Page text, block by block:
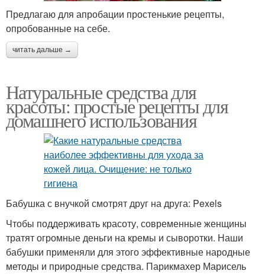
Предлагаю для апробации простенькие рецепты,
опробованные на себе.
читать дальше →
Натуральные средства для
красоты: простые рецепты для
домашнего использования
Бабушка с внучкой смотрят друг на друга: Pexels
Чтобы поддерживать красоту, современные женщины
тратят огромные деньги на кремы и сыворотки. Наши
бабушки применяли для этого эффективные народные
методы и природные средства. Парикмахер Марисель